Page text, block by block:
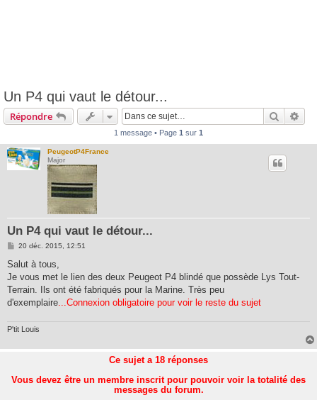
Un P4 qui vaut le détour...
Répondre
1 message • Page 1 sur 1
PeugeotP4France
Major
Un P4 qui vaut le détour...
M
s
a
g
20 déc. 2015, 12:51
Salut à tous,
Je vous met le lien des deux Peugeot P4 blindé que possède Lys Tout-
Terrain. Ils ont été fabriqués pour la Marine. Très peu
d'exemplaire ...Connexion obligatoire pour voir le reste du sujet
P'tit Louis
Ce sujet a 18 réponses
Vous devez être un membre inscrit pour pouvoir voir la totalité des
messages du forum.